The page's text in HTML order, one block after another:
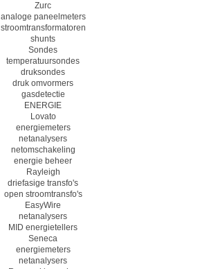
Zurc
analoge paneelmeters
stroomtransformatoren
shunts
Sondes
temperatuursondes
druksondes
druk omvormers
gasdetectie
ENERGIE
Lovato
energiemeters
netanalysers
netomschakeling
energie beheer
Rayleigh
driefasige transfo's
open stroomtransfo's
EasyWire
netanalysers
MID energietellers
Seneca
energiemeters
netanalysers